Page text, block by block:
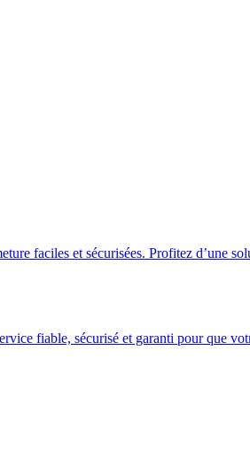
faciles et sécurisées. Profitez d’une
fiable, sécurisé et garanti pour que